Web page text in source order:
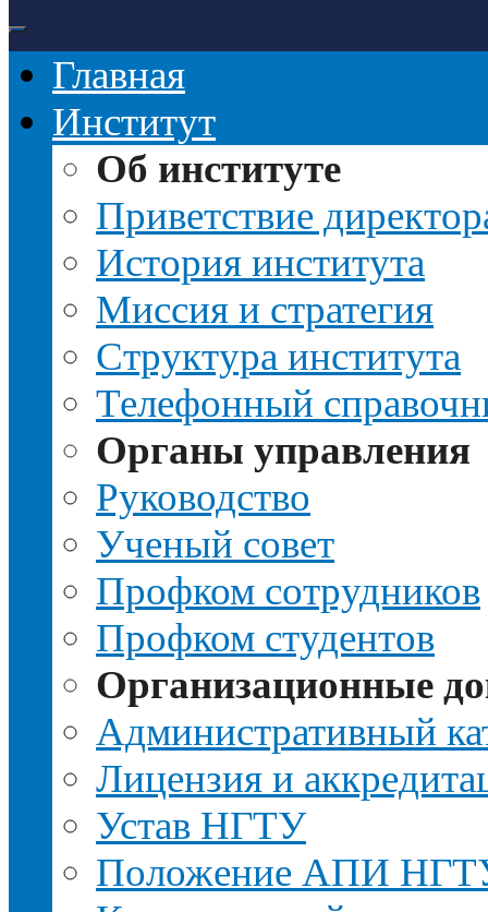
Главная
Институт
Об институте
Приветствие
История института
Миссия и стратегия
Структура института
Телефонный
Органы управления
Руководство
Ученый совет
Профком сотрудников
Профком студентов
Организационные
Административный
Лицензия и
Устав НГТУ
Положение АПИ